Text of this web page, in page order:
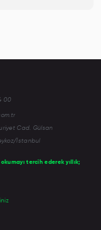
tercih ederek yıllık;
00
Cad. Gülsan
İstanbul